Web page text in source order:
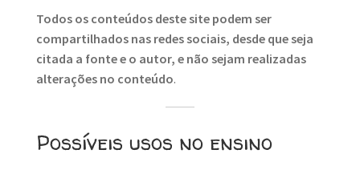
Todos os conteúdos deste site podem ser
compartilhados nas redes sociais, desde que seja
citada a fonte e o autor, e não sejam realizadas
alterações no conteúdo.
Possíveis usos no ensino